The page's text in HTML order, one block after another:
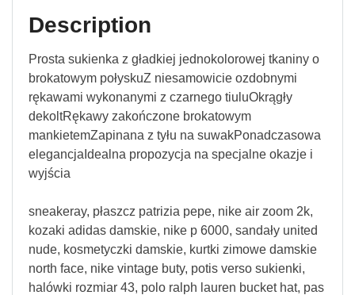
Description
Prosta sukienka z gładkiej jednokolorowej tkaniny o
brokatowym połyskuZ niesamowicie ozdobnymi
rękawami wykonanymi z czarnego tiuluOkrągły
dekoltRękawy zakończone brokatowym
mankietemZapinana z tyłu na suwakPonadczasowa
elegancjaIdealna propozycja na specjalne okazje i
wyjścia
sneakeray, płaszcz patrizia pepe, nike air zoom 2k,
kozaki adidas damskie, nike p 6000, sandały united
nude, kosmetyczki damskie, kurtki zimowe damskie
north face, nike vintage buty, potis verso sukienki,
halówki rozmiar 43, polo ralph lauren bucket hat, pas